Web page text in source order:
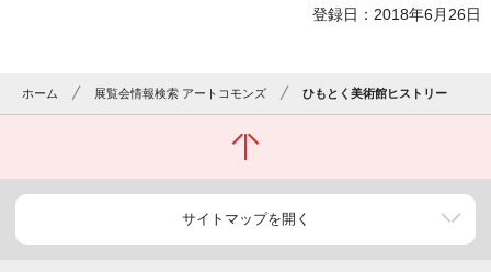
登録日：2018年6月26日
ホーム 展覧会情報検索 アートコモンズ ひもとく美術館ヒストリー
サイトマップを開く